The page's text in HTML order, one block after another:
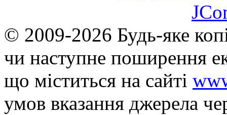
© 2009-2026 Будь-яке
чи наступне поширення
що мiститься на сайті
умов вказання джерела